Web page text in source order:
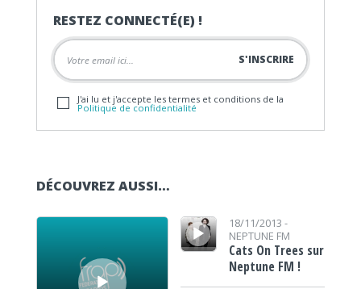
RESTEZ CONNECTÉ(E) !
J'ai lu et j'accepte les termes et conditions de la
Politique de confidentialité
DÉCOUVREZ AUSSI…
Lecteur audio
Lecteur audio18/11/2013 -
NEPTUNE FM
Cats On Trees sur
Neptune FM !